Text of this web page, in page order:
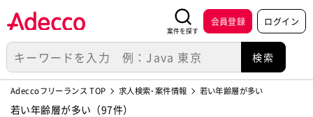
案件を探す
会員登録 ログイン
Adeccoフリーランス TOP 求人検索･案件情報 若い年齢層が多い
若い年齢層が多い（97件）